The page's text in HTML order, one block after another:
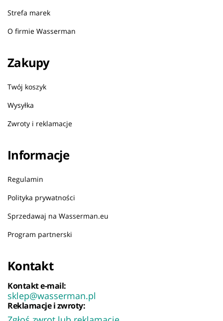
Strefa marek
O firmie Wasserman
Zakupy
Twój koszyk
Wysyłka
Zwroty i reklamacje
Informacje
Regulamin
Polityka prywatności
Sprzedawaj na Wasserman.eu
Program partnerski
Kontakt
Kontakt e-mail:
sklep@wasserman.pl
Reklamacje i zwroty: